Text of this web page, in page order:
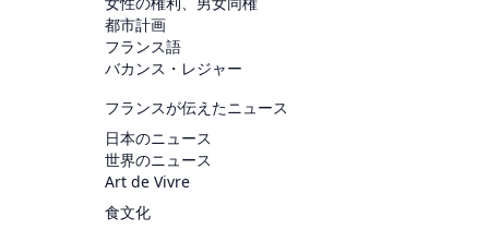
都市計画
フランス語
バカンス・レジャー
フランスが伝えたニュース
日本のニュース
世界のニュース
Art de Vivre
食文化